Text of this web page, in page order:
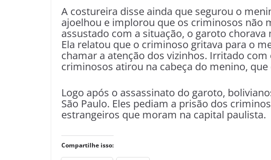
A costureira disse ainda que segurou o
ajoelhou e implorou que os criminosos não
assustado com a situação, o garoto
Ela relatou que o criminoso gritava para o
chamar a atenção dos vizinhos. Irritado
criminosos atirou na cabeça do menino,
Logo após o assassinato do garoto,
São Paulo. Eles pediam a prisão dos
estrangeiros que moram na capital paulista.
Compartilhe isso: